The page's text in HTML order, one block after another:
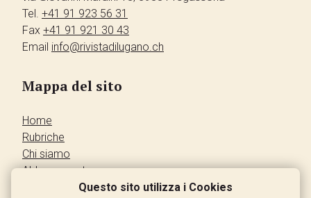
Tel. +41 91 923 56 31
Fax +41 91 921 30 43
Email info@rivistadilugano.ch
Mappa del sito
Home
Rubriche
Chi siamo
Abbonamento
Questo sito utilizza i Cookies